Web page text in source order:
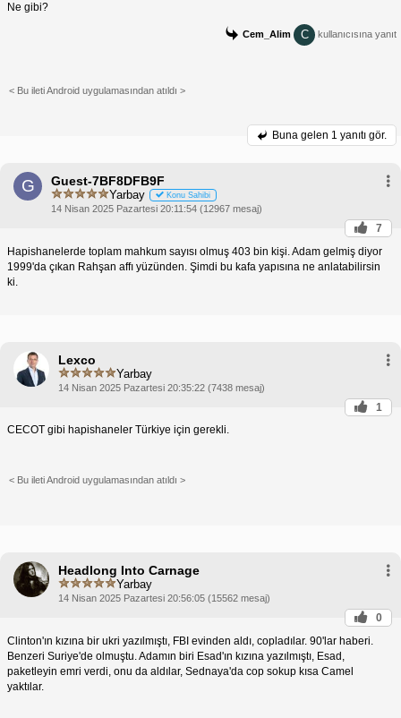
Ne gibi?
Cem_Alim C kullanıcısına yanıt
< Bu ileti Android uygulamasından atıldı >
Buna gelen 1 yanıtı gör.
G Guest-7BF8DFB9F
Yarbay Konu Sahibi
14 Nisan 2025 Pazartesi 20:11:54 (12967 mesaj)
7
Hapishanelerde toplam mahkum sayısı olmuş 403 bin kişi. Adam gelmiş diyor
1999'da çıkan Rahşan affı yüzünden. Şimdi bu kafa yapısına ne anlatabilirsin
ki.
Lexco
Yarbay
14 Nisan 2025 Pazartesi 20:35:22 (7438 mesaj)
1
CECOT gibi hapishaneler Türkiye için gerekli.
< Bu ileti Android uygulamasından atıldı >
Headlong Into Carnage
Yarbay
14 Nisan 2025 Pazartesi 20:56:05 (15562 mesaj)
0
Clinton'ın kızına bir ukri yazılmıştı, FBI evinden aldı, copladılar. 90'lar haberi.
Benzeri Suriye'de olmuştu. Adamın biri Esad'ın kızına yazılmıştı, Esad,
paketleyin emri verdi, onu da aldılar, Sednaya'da cop sokup kısa Camel
yaktılar.